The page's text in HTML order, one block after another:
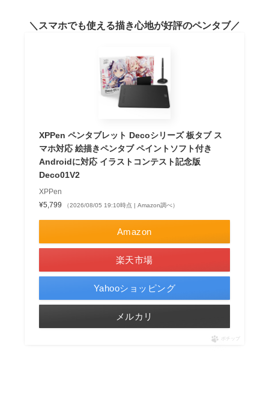
スマホでも使える描き心地が好評のペンタブ
XPPen ペンタブレット Decoシリーズ 板タブ ス
マホ対応 絵描きペンタブ ペイントソフト付き
Androidに対応 イラストコンテスト記念版
Deco01V2
XPPen
¥5,799
（2026/08/05 19:10時点 | Amazon調べ）
Amazon
楽天市場
Yahooショッピング
メルカリ
ポチップ